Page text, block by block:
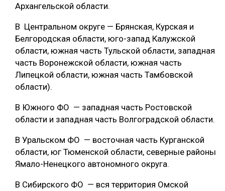
КОМПЛЕКСНАЯ ПЕРЕРАБОТКА
ЛЕСОПИЛЕНИЕ
ДЕРЕВЯННОЕ ДОМОСТРОЕНИЕ
БЕЗОПАСНОЕ ПРОИЗВОДСТВО
СОРТИРОВКА ДРЕВЕСИНЫ
МЕБЕЛЬНОЕ ПРОИЗВОДСТВО
Архангельской области.
В Центральном округе — Брянская, Курская и
Белгородская области, юго-запад Калужской
области, южная часть Тульской области, западная
часть Воронежской области, южная часть
Липецкой области, южная часть Тамбовской
области).
В Южного ФО — западная часть Ростовской
области и западная часть Волгоградской области.
В Уральском ФО — восточная часть Курганской
области, юг Тюменской области, северные районы
Ямало-Ненецкого автономного округа.
В Сибирского ФО — вся территория Омской